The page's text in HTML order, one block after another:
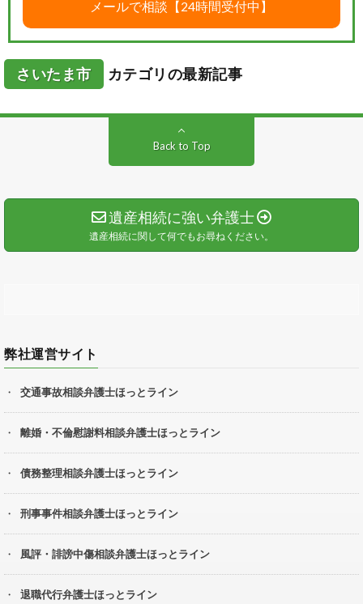
さいたま市 カテゴリの最新記事
Back to Top
遺産相続に強い弁護士
遺産相続に関して何でもお尋ねください。
弊社運営サイト
交通事故相談弁護士ほっとライン
離婚・不倫慰謝料相談弁護士ほっとライン
債務整理相談弁護士ほっとライン
刑事事件相談弁護士ほっとライン
風評・誹謗中傷相談弁護士ほっとライン
退職代行弁護士ほっとライン